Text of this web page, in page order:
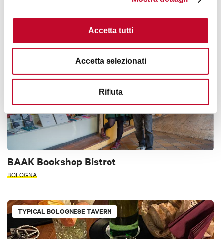
Accetta tutti
Accetta selezionati
Rifiuta
RESTAURANT
BAAK Bookshop Bistrot
BOLOGNA
TYPICAL BOLOGNESE TAVERN